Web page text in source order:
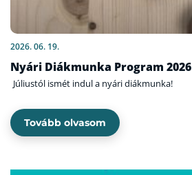
2026. 06. 19.
Nyári Diákmunka Program 2026
Júliustól ismét indul a nyári diákmunka!
Tovább olvasom